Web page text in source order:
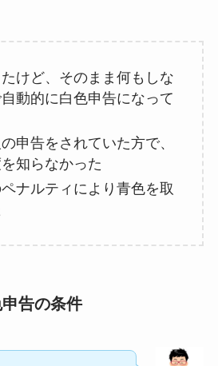
けど、そのまま何もしな
動的に白色申告になって
申告をされていた方で、
知らなかった
ナルティにより青色を取
告の条件